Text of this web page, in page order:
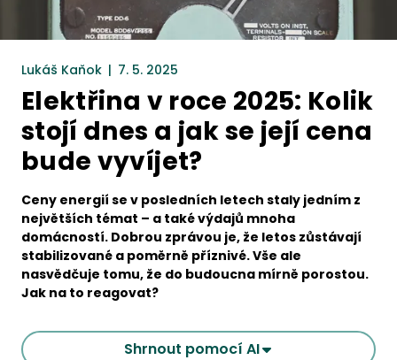
Lukáš Kaňok | 7. 5. 2025
Elektřina v roce 2025: Kolik
stojí dnes a jak se její cena
bude vyvíjet?
Ceny energií se v posledních letech staly jedním z
největších témat – a také výdajů mnoha
domácností. Dobrou zprávou je, že letos zůstávají
stabilizované a poměrně příznivé. Vše ale
nasvědčuje tomu, že do budoucna mírně porostou.
Jak na to reagovat?
Shrnout pomocí AI